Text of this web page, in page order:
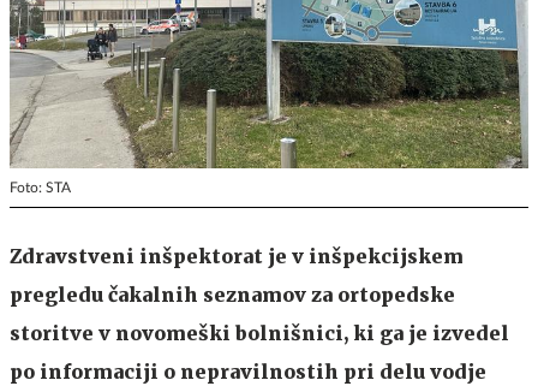
Foto: STA
Zdravstveni inšpektorat je v inšpekcijskem
pregledu čakalnih seznamov za ortopedske
storitve v novomeški bolnišnici, ki ga je izvedel
po informaciji o nepravilnostih pri delu vodje